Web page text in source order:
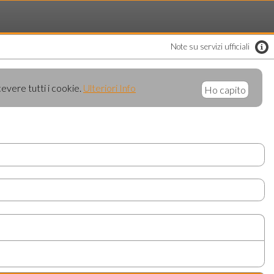
Note su servizi ufficiali
tutti i cookie. Ulteriori Info Ho capito